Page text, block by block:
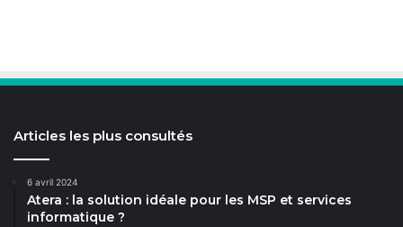
Articles les plus consultés
6 avril 2024
Atera : la solution idéale pour les MSP et services
informatique ?